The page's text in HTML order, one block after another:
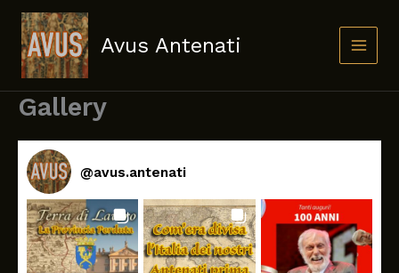
content
Avus Antenati
Gallery
@avus.antenati